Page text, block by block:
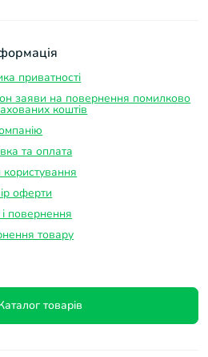
приватності
заяви на повернення помилково
коштів
та оплатa
оферти
повернення
товару
товарів